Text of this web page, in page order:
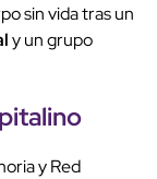
sin vida tras un
y un grupo
y Red